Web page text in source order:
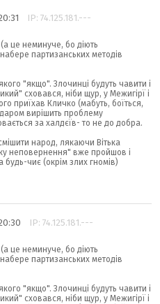
IP: 74.125.181.---
це неминуче, бо діють
партизанських методів
"якщо". Злочинці будуть чавити і
сховався, ніби щур, у Межигірї і
приїхав Кличко (мабуть, боїться,
вирішить проблему
за халдєїв- то не до добра.
народ, лякаючи Вітька
неповернення" вже пройшов і
чиє (окрім злих гномів)
IP: 74.125.181.---
це неминуче, бо діють
партизанських методів
"якщо". Злочинці будуть чавити і
сховався, ніби щур, у Межигірї і